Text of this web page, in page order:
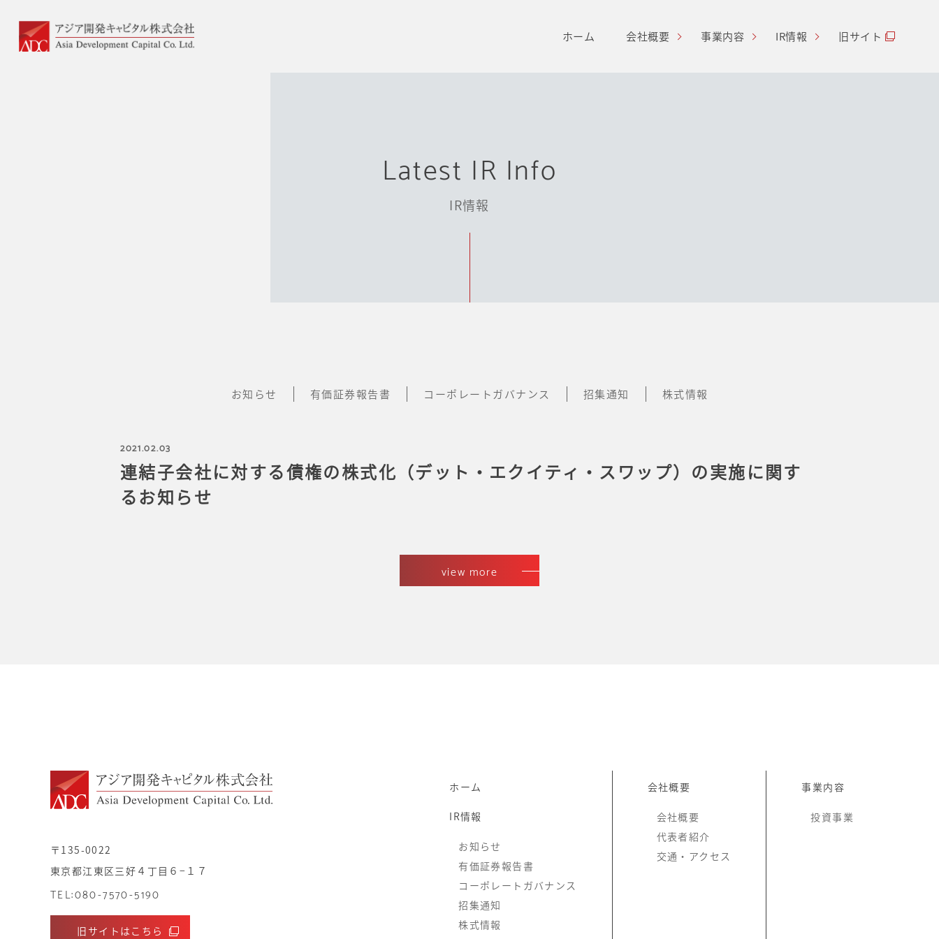
ホーム 会社概要 事業内容 IR情報 旧サイト
Latest IR Info
IR情報
お知らせ 有価証券報告書 コーポレートガバナンス 招集通知 株式情報
2021.02.03
連結子会社に対する債権の株式化（デット・エクイティ・スワップ）の実施に関す
るお知らせ
view more
〒135-0022
東京都江東区三好４丁目６−１７
TEL:080-7570-5190
旧サイトはこちら
ホーム
IR情報
お知らせ
有価証券報告書
コーポレートガバナンス
招集通知
株式情報
会社概要
会社概要
代表者紹介
交通・アクセス
事業内容
投資事業